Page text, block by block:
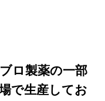
ロ製薬の一部
で生産してお